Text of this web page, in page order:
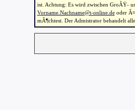
ist. Achtung: Es wird zwischen GroÃŸ-
Vorname.Nachname@t-online.deoder
mÃ¶chtest. Der Admistrator behandelt